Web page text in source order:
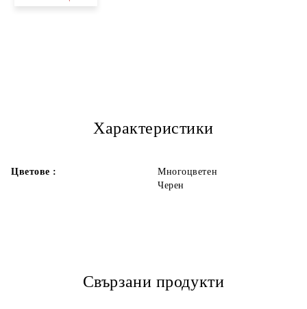
Характеристики
Цветове :
Многоцветен
Черен
Свързани продукти